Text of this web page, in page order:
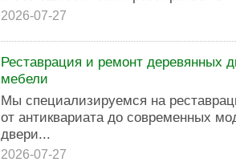
2026-07-27
Реставрация и ремонт деревянных
мебели
Мы специализируемся на
от антиквариата до современных
двери...
2026-07-27